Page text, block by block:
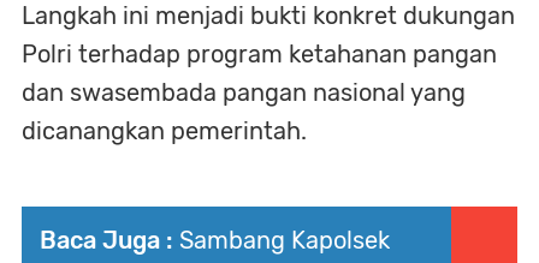
Langkah ini menjadi bukti konkret dukungan
Polri terhadap program ketahanan pangan
dan swasembada pangan nasional yang
dicanangkan pemerintah.
Baca Juga : Sambang Kapolsek